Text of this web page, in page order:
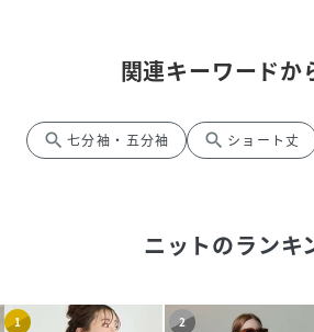
関連キーワードか
search 七分袖・五分袖 search ショート丈
ニットのランキ
1 2